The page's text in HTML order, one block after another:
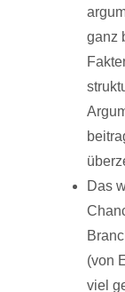
ganz
Das
(von
viel